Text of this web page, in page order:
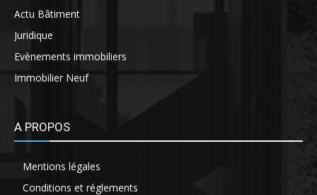
Actu Bâtiment
Juridique
Evènements immobiliers
Immobilier Neuf
A PROPOS
Mentions légales
Conditions et réglements